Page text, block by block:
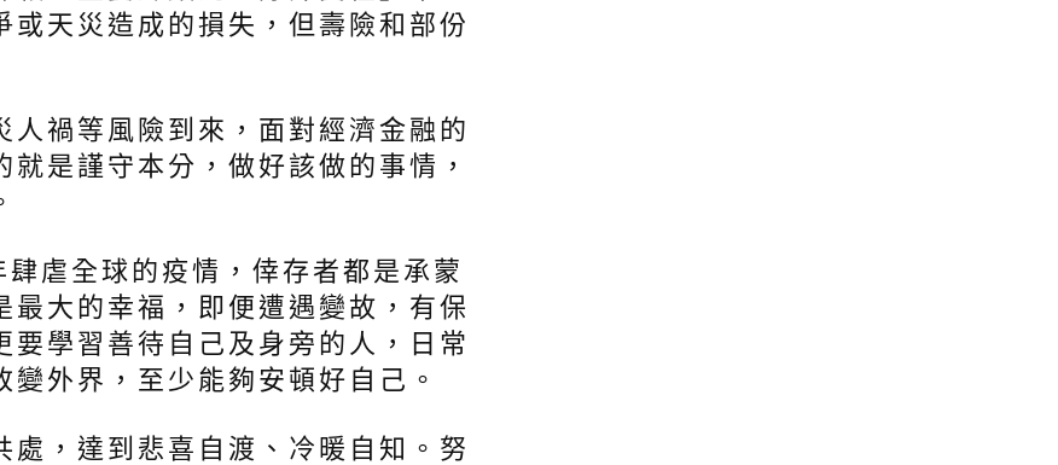
天災造成的損失，但壽險和部份
禍等風險到來，面對經濟金融的
是謹守本分，做好該做的事情，
虐全球的疫情，倖存者都是承蒙
最大的幸福，即便遭遇變故，有保
學習善待自己及身旁的人，日常
外界，至少能夠安頓好自己。
，達到悲喜自渡、冷暖自知。努